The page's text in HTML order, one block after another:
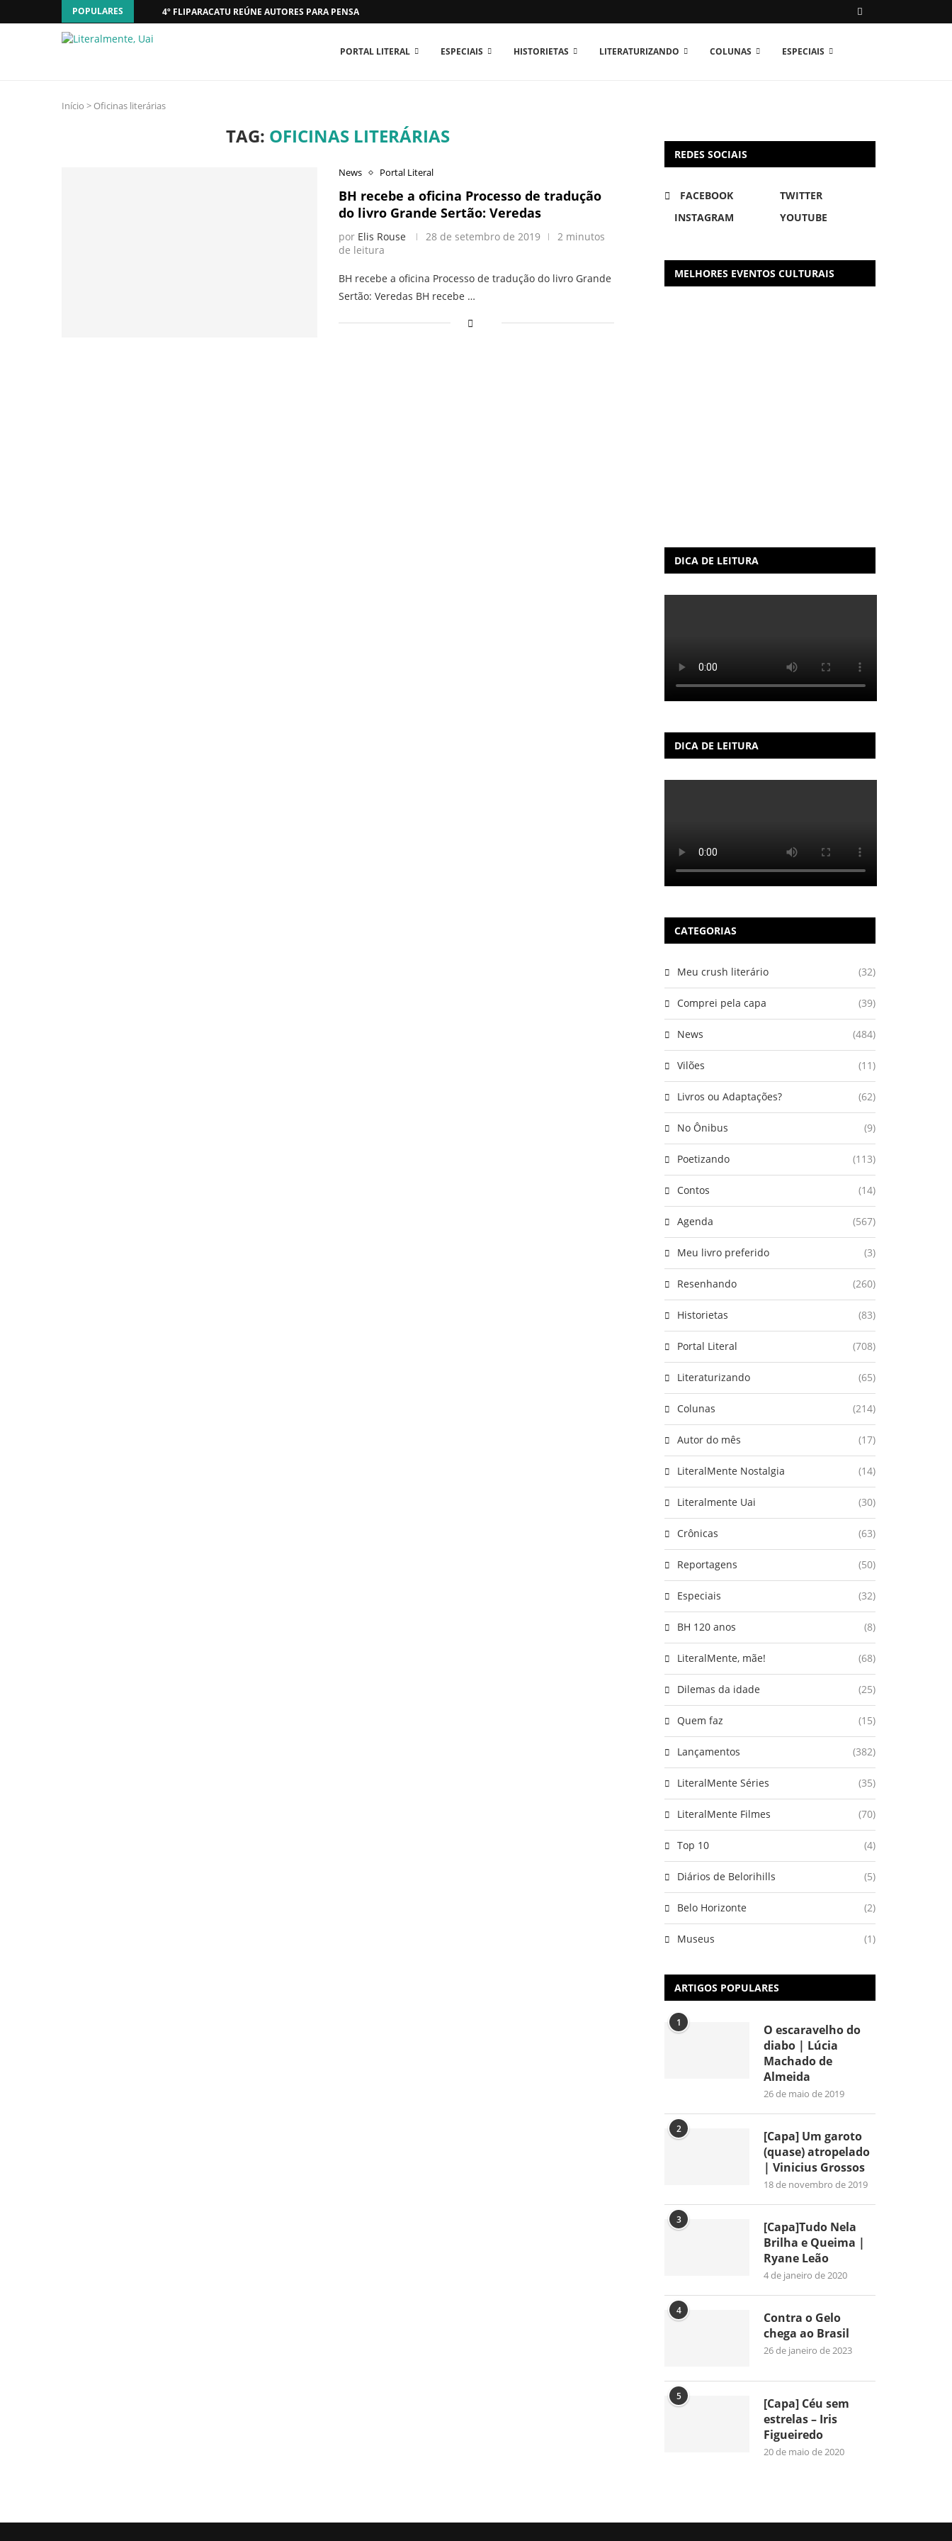
POPULARES 4º FLIPARACATU REÚNE AUTORES PARA PENSAR O MUNDO...
PORTAL LITERAL ESPECIAIS HISTORIETAS LITERATURIZANDO COLUNAS ESPECIAIS
Início > Oficinas literárias
TAG: OFICINAS LITERÁRIAS
News Portal Literal
BH recebe a oficina Processo de tradução
do livro Grande Sertão: Veredas
por Elis Rouse 28 de setembro de 2019
2 minutos
de leitura
BH recebe a oficina Processo de tradução do livro Grande
Sertão: Veredas BH recebe …
REDES SOCIAIS
FACEBOOK
TWITTER
INSTAGRAM
YOUTUBE
MELHORES EVENTOS CULTURAIS
DICA DE LEITURA
DICA DE LEITURA
CATEGORIAS
Meu crush literário (32)
Comprei pela capa (39)
News (484)
Vilões (11)
Livros ou Adaptações? (62)
No Ônibus (9)
Poetizando (113)
Contos (14)
Agenda (567)
Meu livro preferido (3)
Resenhando (260)
Historietas (83)
Portal Literal (708)
Literaturizando (65)
Colunas (214)
Autor do mês (17)
LiteralMente Nostalgia (14)
Literalmente Uai (30)
Crônicas (63)
Reportagens (50)
Especiais (32)
BH 120 anos (8)
LiteralMente, mãe! (68)
Dilemas da idade (25)
Quem faz (15)
Lançamentos (382)
LiteralMente Séries (35)
LiteralMente Filmes (70)
Top 10 (4)
Diários de Belorihills (5)
Belo Horizonte (2)
Museus (1)
ARTIGOS POPULARES
1
O escaravelho do
diabo | Lúcia
Machado de
Almeida
26 de maio de 2019
2
[Capa] Um garoto
(quase) atropelado
| Vinicius Grossos
18 de novembro de 2019
3
[Capa]Tudo Nela
Brilha e Queima |
Ryane Leão
4 de janeiro de 2020
4
Contra o Gelo
chega ao Brasil
26 de janeiro de 2023
5
[Capa] Céu sem
estrelas – Iris
Figueiredo
20 de maio de 2020